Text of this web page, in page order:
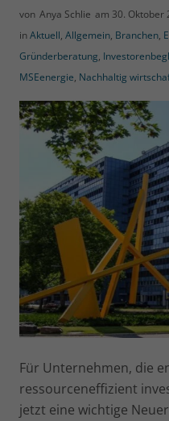
von Anya Schlie am 30. Oktober
inAktuell, Allgemein, Branchen,
Gründerberatung,
MSEenergie, Nachhaltig
Für Unternehmen, die
ressourceneffizient
jetzt eine wichtige